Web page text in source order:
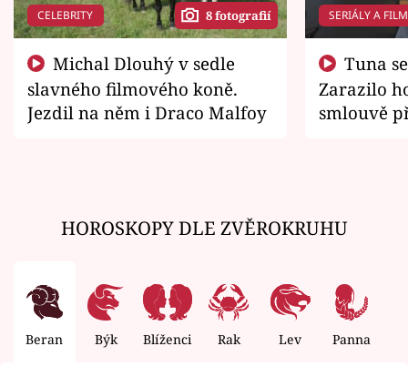
CELEBRITY 8 fotografií
slavného filmového koně.
Jezdil na něm i Draco Malfoy
SERIÁLY A
Zarazilo
smlouvě
HOROSKOPY DLE ZVĚROKRUHU
Beran Býk Blíženci Rak Lev Panna